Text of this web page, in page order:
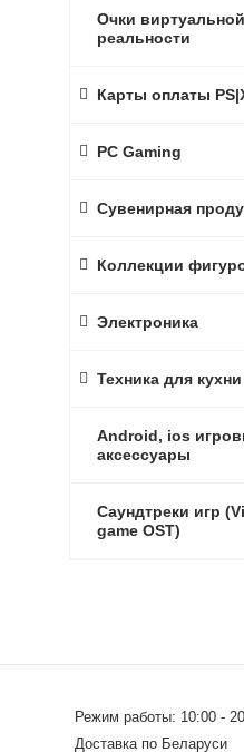
Очки виртуальной
реальности
Карты оплаты
PC Gaming
Сувенирная
Коллекции
Электроника
Техника для
Android, ios
аксессуары
Саундтреки игр
game OST)
Режим работы: 10:00 -
Доставка по Беларуси